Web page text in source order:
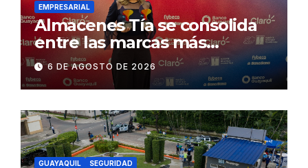
EMPRESARIAL
Almacenes Tía se consolida
entre las marcas más
influyentes del Ecuador
6 DE AGOSTO DE 2026
GUAYAQUIL SEGURIDAD